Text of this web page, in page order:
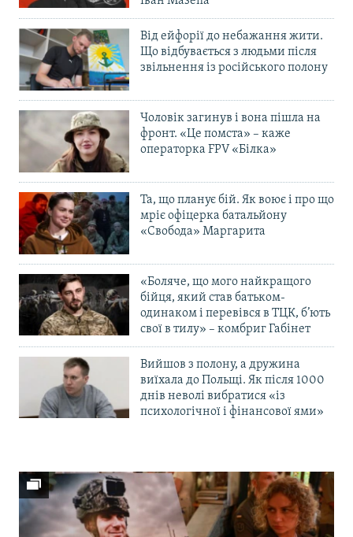
Від ейфорії до небажання жити.
Що відбувається з людьми після
звільнення із російського полону
Чоловік загинув і вона пішла на
фронт. «Це помста» – каже
операторка FPV «Білка»
Та, що планує бій. Як воює і про що
мріє офіцерка батальйону
«Свобода» Маргарита
«Боляче, що мого найкращого
бійця, який став батьком-
одинаком і перевівся в ТЦК, б’ють
свої в тилу» – комбриг Габінет
Вийшов з полону, а дружина
виїхала до Польщі. Як після 1000
днів неволі вибратися «із
психологічної і фінансової ями»